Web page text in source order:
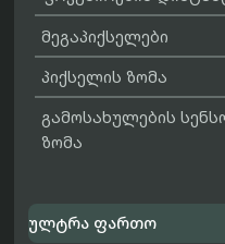
მეგაპიქსელები
პიქსელის ზომა
გამოსახულების
ზომა
ულტრა ფართო